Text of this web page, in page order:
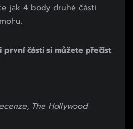
jak 4 body druhé části
první části si můžete přečíst
The Hollywood